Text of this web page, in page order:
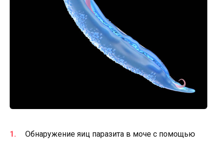
Обнаружение яиц паразита в моче с помощью